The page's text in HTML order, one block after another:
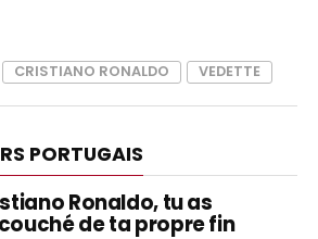
CRISTIANO RONALDO VEDETTE
PORTUGAIS
Ronaldo, tu as
de ta propre fin